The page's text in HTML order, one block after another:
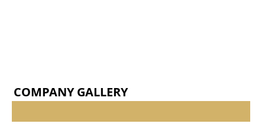
COMPANY GALLERY